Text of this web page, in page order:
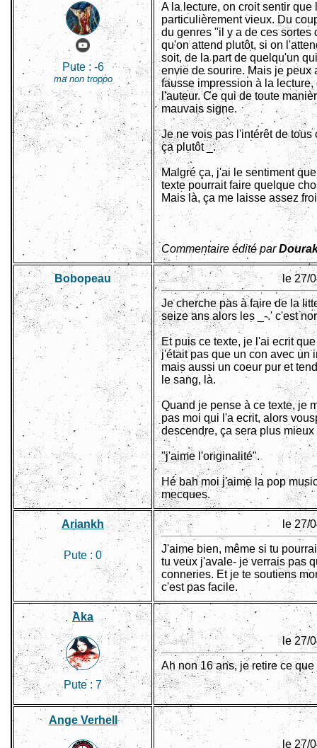
Pute : -6
ma non troppo
A la lecture, on croit sentir que
particulièrement vieux. Du
du genres "il y a de ces sortes
qu'on attend plutôt, si on
soit, de la part de quelqu'un
envie de sourire. Mais je peux
fausse impression à la
l'auteur. Ce qui de toute
mauvais signe.
Je ne vois pas l'intérêt de tous
ça plutôt _.
Malgré ça, j'ai le sentiment
texte pourrait faire quelque
Mais là, ça me laisse assez
Commentaire édité par
Bobopeau le 27/
Je cherche pas à faire de la
seize ans alors les _-.' c'est
Et puis ce texte, je l'ai ecrit
j'était pas que un con avec un
mais aussi un coeur pur et
le sang, là.
Quand je pense à ce texte, je
pas moi qui l'a ecrit, alors
descendre, ça sera plus
"j'aime l'originalité".
Hé bah moi j'aime la pop
mecques.
Ariankh
Pute : 0
le 27/
J'aime bien, même si tu
tu veux j'avale- je verrais pas
conneries. Et je te soutiens
c'est pas facile.
Aka
Pute : 7
le 27/
Ah non 16 ans, je retire ce
Ange Verhell
le 27/